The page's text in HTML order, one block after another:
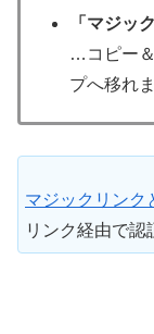
「マジッ
…コピー
プへ移れま
マジックリンク
リンク経由で認